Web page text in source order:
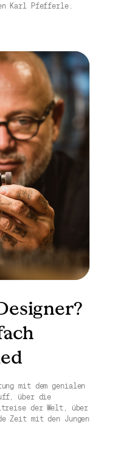
Karl Pfefferle.
mit dem genialen
über die
der Welt, über
Zeit mit den Jungen